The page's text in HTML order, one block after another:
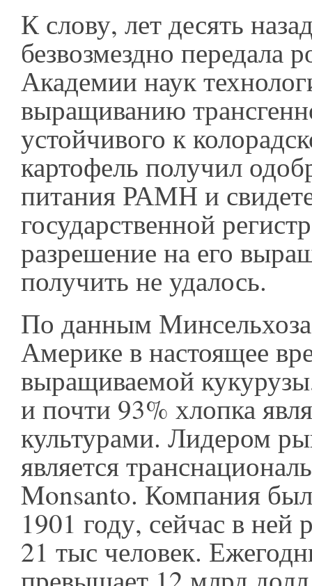
К слову, лет десять
безвозмездно передала
Академии наук
выращиванию
устойчивого к
картофель получил
питания РАМН и
государственной
разрешение на его
получить не удалось.
По данным
Америке в настоящее
выращиваемой
и почти 93% хлопка
культурами. Лидером
является
Monsanto. Компания
1901 году, сейчас в ней
21 тыс человек.